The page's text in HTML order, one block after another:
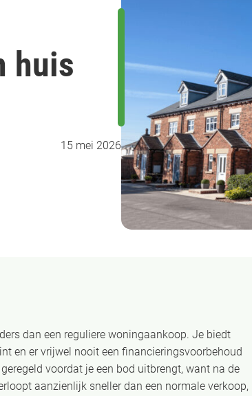
huis
15 mei 2026
dan een reguliere woningaankoop. Je biedt
en er vrijwel nooit een financieringsvoorbehoud
voordat je een bod uitbrengt, want na de
aanzienlijk sneller dan een normale verkoop,